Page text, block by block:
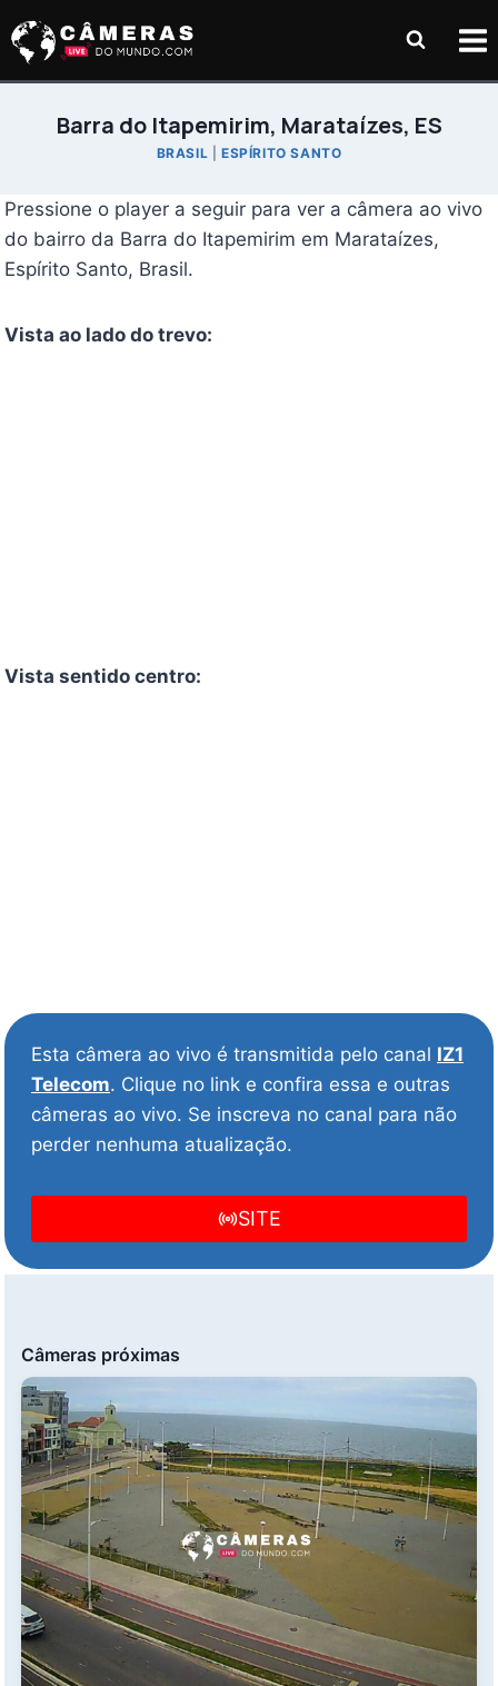
para
Barra do Itapemirim, Marataízes, ES
BRASIL |ESPÍRITO SANTO
Pressione o player a seguir para ver a câmera ao vivo
do bairro da Barra do Itapemirim em Marataízes,
Espírito Santo, Brasil.
Vista ao lado do trevo:
Vista sentido centro:
Esta câmera ao vivo é transmitida pelo canal IZ1
Telecom. Clique no link e confira essa e outras
câmeras ao vivo. Se inscreva no canal para não
perder nenhuma atualização.
SITE
Câmeras próximas